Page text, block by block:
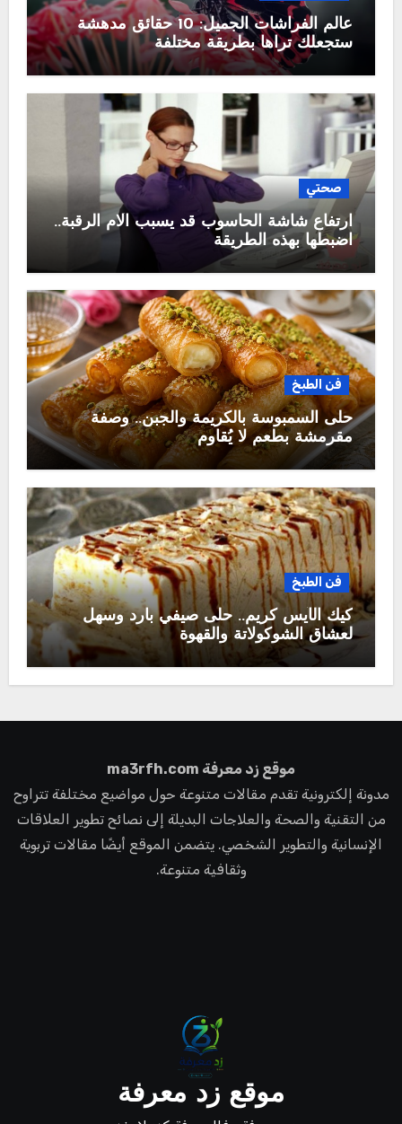
عالم الفراشات الجميل: 10 حقائق مدهشة
ستجعلك تراها بطريقة مختلفة
صحتي
ارتفاع شاشة الحاسوب قد يسبب آلام الرقبة..
اضبطها بهذه الطريقة
فن الطبخ
حلى السمبوسة بالكريمة والجبن.. وصفة
مقرمشة بطعم لا يُقاوم
فن الطبخ
كيك الآيس كريم.. حلى صيفي بارد وسهل
لعشاق الشوكولاتة والقهوة
موقع زد معرفة ma3rfh.com
مدونة إلكترونية تقدم مقالات متنوعة حول مواضيع مختلفة تتراوح
من التقنية والصحة والعلاجات البديلة إلى نصائح تطوير العلاقات
الإنسانية والتطوير الشخصي. يتضمن الموقع أيضًا مقالات تربوية
وثقافية متنوعة.
موقع زد معرفة